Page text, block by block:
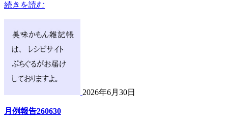
続きを読む
2026年6月30日
月例報告260630